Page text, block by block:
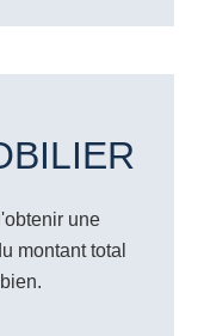
une
montant total